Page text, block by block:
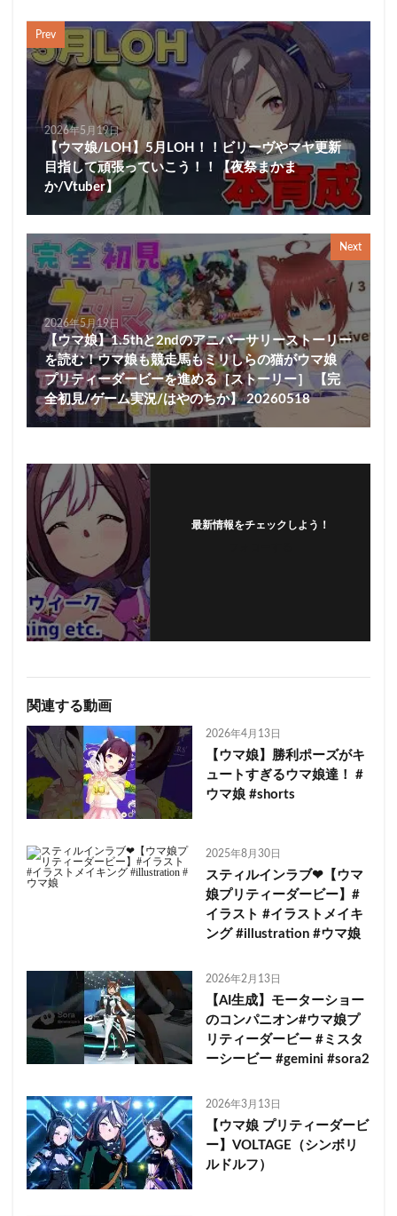
Prev
2026年5月19日
【ウマ娘/LOH】5月LOH！！ビリーヴやマヤ更新
目指して頑張っていこう！！【夜祭まかま
か/Vtuber】
Next
2026年5月19日
【ウマ娘】1.5thと2ndのアニバーサリーストーリー
を読む！ウマ娘も競走馬もミリしらの猫がウマ娘
プリティーダービーを進める［ストーリー］ 【完
全初見/ゲーム実況/はやのちか】 20260518
最新情報をチェックしよう！
関連する動画
2026年4月13日
【ウマ娘】勝利ポーズがキ
ュートすぎるウマ娘達！ #
ウマ娘 #shorts
2025年8月30日
スティルインラブ❤【ウマ
娘プリティーダービー】#
イラスト #イラストメイキ
ング #illustration #ウマ娘
2026年2月13日
【AI生成】モーターショー
のコンパニオン#ウマ娘プ
リティーダービー #ミスタ
ーシービー #gemini #sora2
2026年3月13日
【ウマ娘 プリティーダービ
ー】VOLTAGE（シンボリ
ルドルフ）